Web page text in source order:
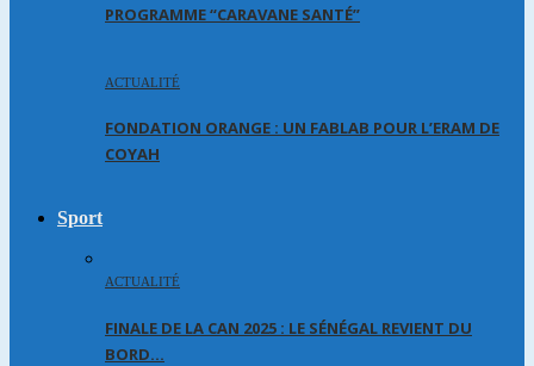
PROGRAMME “CARAVANE SANTÉ”
ACTUALITÉ
FONDATION ORANGE : UN FABLAB POUR L’ERAM DE
COYAH
Sport
ACTUALITÉ
FINALE DE LA CAN 2025 : LE SÉNÉGAL REVIENT DU
BORD…